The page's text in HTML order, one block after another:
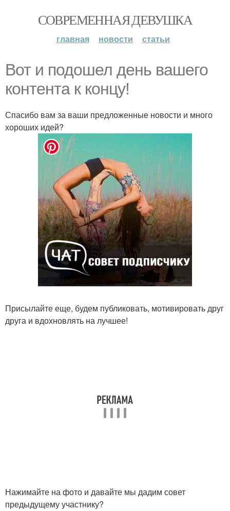
СОВРЕМЕННАЯ ДЕВУШКА
главная новости статьи
Вот и подошел день вашего
контента к концу!
Спасибо вам за ваши предложенные новости и много
хороших идей?
Присылайте еще, будем публиковать, мотивировать друг
друга и вдохновлять на лучшее!
Нажимайте на фото и давайте мы дадим совет
предыдущему участнику?